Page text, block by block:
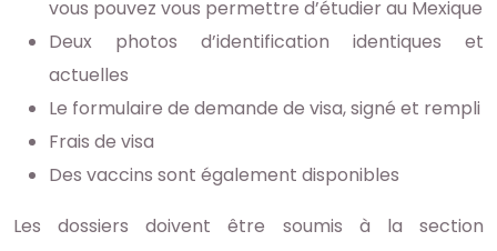
vous pouvez vous permettre d’étudier au Mexique
Deux photos d’identification identiques et
actuelles
Le formulaire de demande de visa, signé et rempli
Frais de visa
Des vaccins sont également disponibles
Les dossiers doivent être soumis à la section